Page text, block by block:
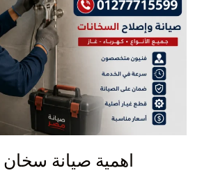
اهمية صيانة سخان